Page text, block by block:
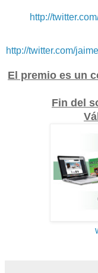
http://
http://twitter.com/
El premio es un
Fin del